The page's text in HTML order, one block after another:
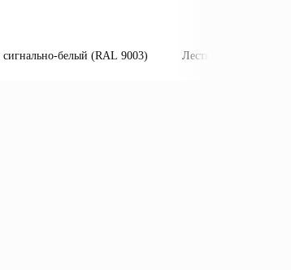
белый (RAL 9003) Лестница пожарная